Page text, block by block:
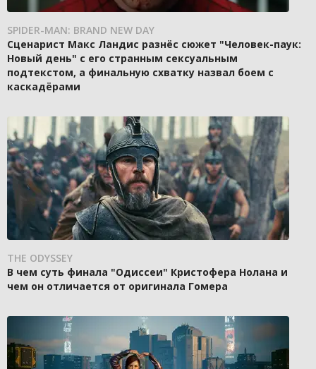
SPIDER-MAN: BRAND NEW DAY
Сценарист Макс Ландис разнёс сюжет "Человек-паук:
Новый день" с его странным сексуальным
подтекстом, а финальную схватку назвал боем с
каскадёрами
THE ODYSSEY
В чем суть финала "Одиссеи" Кристофера Нолана и
чем он отличается от оригинала Гомера